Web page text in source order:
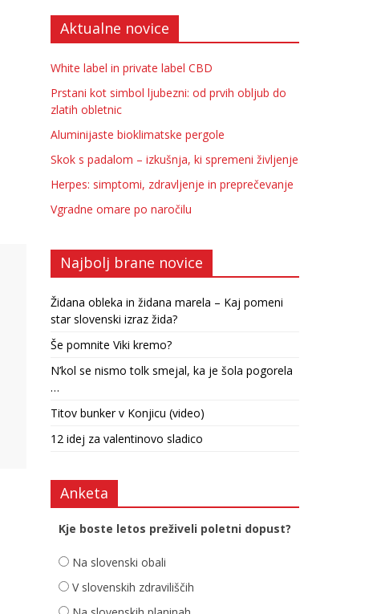
Aktualne novice
White label in private label CBD
Prstani kot simbol ljubezni: od prvih obljub do
zlatih obletnic
Aluminijaste bioklimatske pergole
Skok s padalom – izkušnja, ki spremeni življenje
Herpes: simptomi, zdravljenje in preprečevanje
Vgradne omare po naročilu
Najbolj brane novice
Židana obleka in židana marela – Kaj pomeni
star slovenski izraz žida?
Še pomnite Viki kremo?
N’kol se nismo tolk smejal, ka je šola pogorela
…
Titov bunker v Konjicu (video)
12 idej za valentinovo sladico
Anketa
Kje boste letos preživeli poletni dopust?
Na slovenski obali
V slovenskih zdraviliščih